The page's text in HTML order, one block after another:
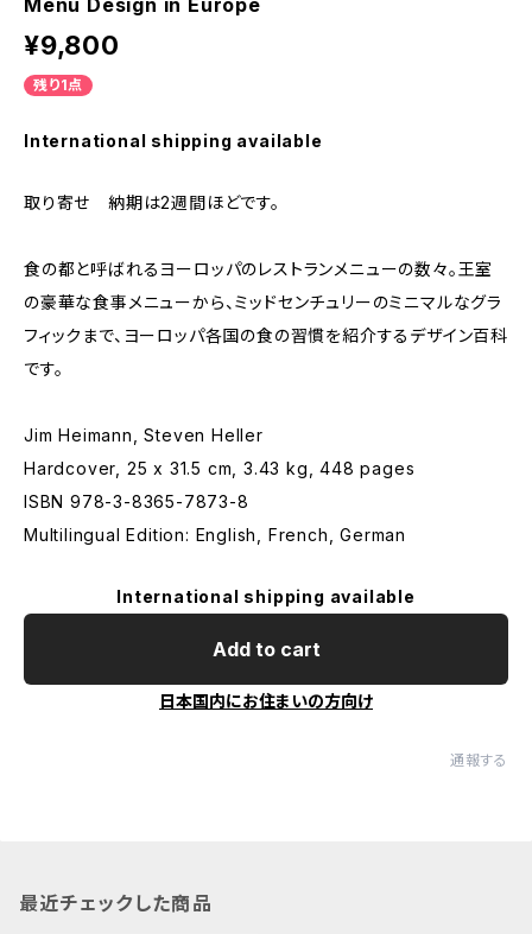
Menu Design in Europe
¥9,800
残り1点
International shipping available
取り寄せ 納期は2週間ほどです。
食の都と呼ばれるヨーロッパのレストランメニューの数々。王室
の豪華な食事メニューから、ミッドセンチュリーのミニマルなグラ
フィックまで、ヨーロッパ各国の食の習慣を紹介するデザイン百科
です。
Jim Heimann, Steven Heller
Hardcover, 25 x 31.5 cm, 3.43 kg, 448 pages
ISBN 978-3-8365-7873-8
Multilingual Edition: English, French, German
International shipping available
Add to cart
日本国内にお住まいの方向け
通報する
最近チェックした商品